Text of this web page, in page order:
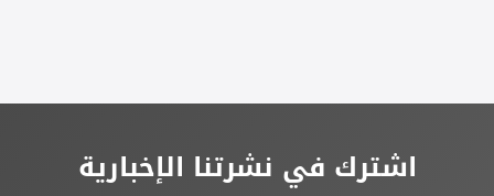
اشترك في نشرتنا الإخبارية